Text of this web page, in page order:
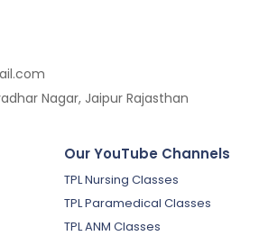
Nagar, Jaipur Rajasthan
Our YouTube Channels
TPL Nursing Classes
TPL Paramedical Classes
TPL ANM Classes